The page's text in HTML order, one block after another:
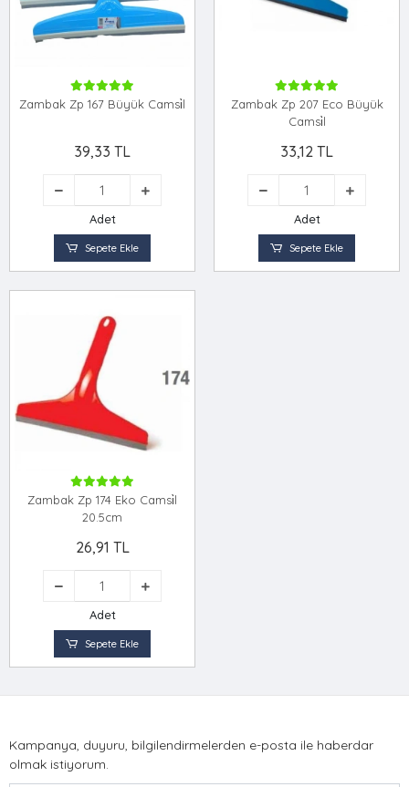
Zambak Zp 167 Büyük Camsi̇l
39,33 TL
Adet
Sepete Ekle
Zambak Zp 207 Eco Büyük
Camsi̇l
33,12 TL
Adet
Sepete Ekle
Zambak Zp 174 Eko Camsi̇l
20.5cm
26,91 TL
Adet
Sepete Ekle
Kampanya, duyuru, bilgilendirmelerden e-posta ile haberdar
olmak istiyorum.